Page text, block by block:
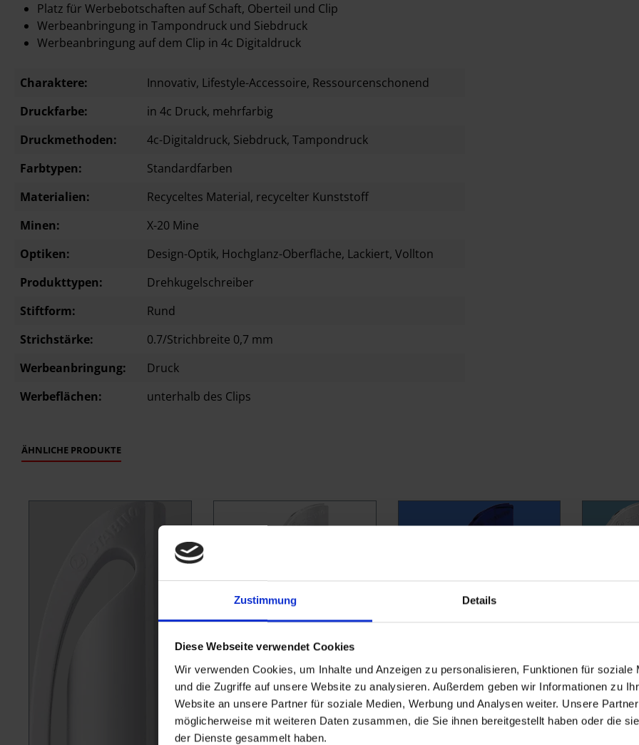
Zustimmung Details
Diese Webseite verwendet Cookies
Wir verwenden Cookies, um Inhalte und Anzeigen zu personalisieren, Funktionen für soziale
und die Zugriffe auf unsere Website zu analysieren. Außerdem geben wir Informationen zu
Website an unsere Partner für soziale Medien, Werbung und Analysen weiter. Unsere
möglicherweise mit weiteren Daten zusammen, die Sie ihnen bereitgestellt haben oder die
der Dienste gesammelt haben.
Platz für Werbebotschaften auf Schaft, Oberteil und Clip
Werbeanbringung in Tampondruck und Siebdruck
Werbeanbringung auf dem Clip in 4c Digitaldruck
Charaktere: Innovativ, Lifestyle-Accessoire, Ressourcenschonend
Druckfarbe:
in 4c Druck, mehrfarbig
Druckmethoden:
4c-Digitaldruck, Siebdruck, Tampondruck
Farbtypen:
Standardfarben
Materialien:
Recyceltes Material, recycelter Kunststoff
Minen:
X-20 Mine
Optiken:
Design-Optik, Hochglanz-Oberfläche, Lackiert, Vollton
Produkttypen:
Drehkugelschreiber
Stiftform:
Rund
Strichstärke:
0.7/Strichbreite 0,7 mm
Werbeanbringung:
Druck
Werbeflächen:
unterhalb des Clips
ÄHNLICHE PRODUKTE